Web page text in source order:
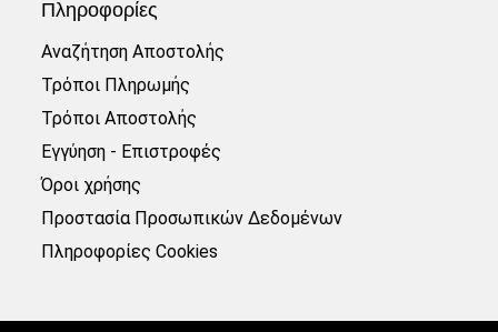
Πληροφορίες
Αναζήτηση Αποστολής
Τρόποι Πληρωμής
Τρόποι Αποστολής
Εγγύηση - Επιστροφές
Όροι χρήσης
Προστασία Προσωπικών Δεδομένων
Πληροφορίες Cookies